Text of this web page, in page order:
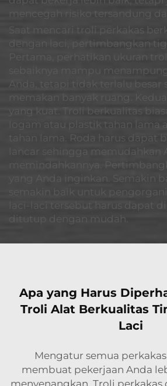
mencegah risiko tersandung
Saat mencari troli perkakas
dengan laci, pertimbangkan
Pertama, perhatikan ukuran
sebaiknya mampu
Anda, tetapi tidak terlalu besar
memakan banyak ruang.
yang kuat. Troli berkualitas
logam atau plastik tahan lama
tahan lama. Roda harus dapat
lancar sehingga memudahkan
memindahkannya.
yang Anda inginkan. Semakin
semakin baik untuk
laci-laci tersebut harus dapat
ditutup dengan mudah.
Apa yang Harus
Troli Alat Berkualitas
Laci
Mengatur semua
membuat pekerjaan Anda
menyenangkan. Troli perkakas